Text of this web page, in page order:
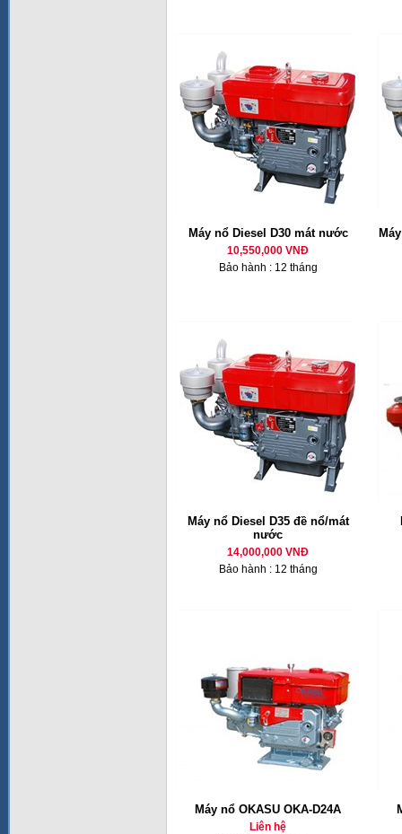
Máy nổ Diesel D30 mát nước
10,550,000 VNĐ
Bảo hành : 12 tháng
Máy nổ Diesel D35 đề nổ/mát
nước
14,000,000 VNĐ
Bảo hành : 12 tháng
Máy nổ OKASU OKA-D24A
Liên hệ